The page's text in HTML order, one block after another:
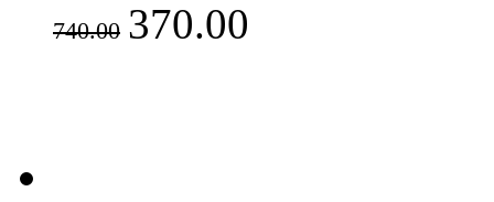
740.00 370.00